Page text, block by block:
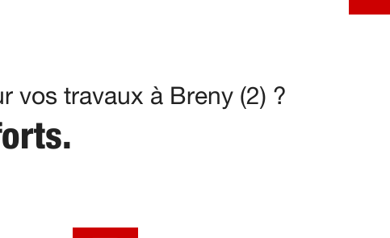
vos travaux à Breny (2) ?